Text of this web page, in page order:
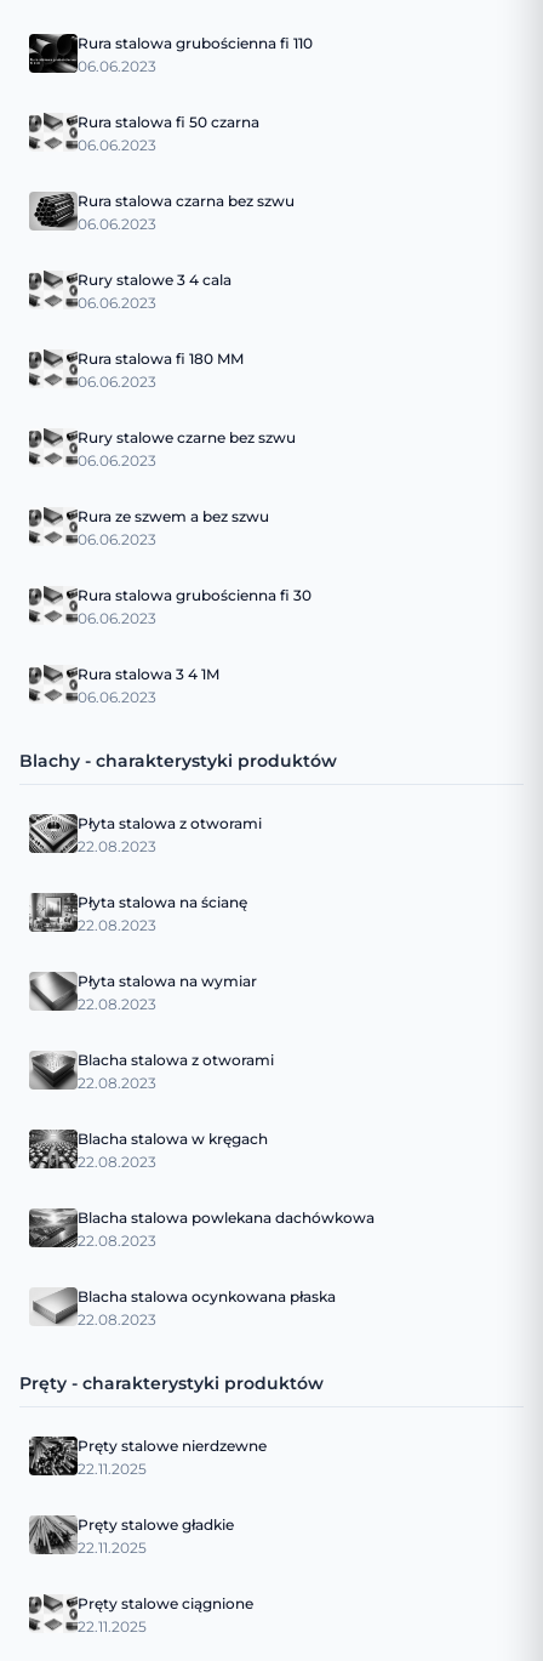
Rura stalowa grubościenna fi 110
06.06.2023
Rura stalowa fi 50 czarna
06.06.2023
Rura stalowa czarna bez szwu
06.06.2023
Rury stalowe 3 4 cala
06.06.2023
Rura stalowa fi 180 MM
06.06.2023
Rury stalowe czarne bez szwu
06.06.2023
Rura ze szwem a bez szwu
06.06.2023
Rura stalowa grubościenna fi 30
06.06.2023
Rura stalowa 3 4 1M
06.06.2023
Blachy - charakterystyki produktów
Płyta stalowa z otworami
22.08.2023
Płyta stalowa na ścianę
22.08.2023
Płyta stalowa na wymiar
22.08.2023
Blacha stalowa z otworami
22.08.2023
Blacha stalowa w kręgach
22.08.2023
Blacha stalowa powlekana dachówkowa
22.08.2023
Blacha stalowa ocynkowana płaska
22.08.2023
Pręty - charakterystyki produktów
Pręty stalowe nierdzewne
22.11.2025
Pręty stalowe gładkie
22.11.2025
Pręty stalowe ciągnione
22.11.2025